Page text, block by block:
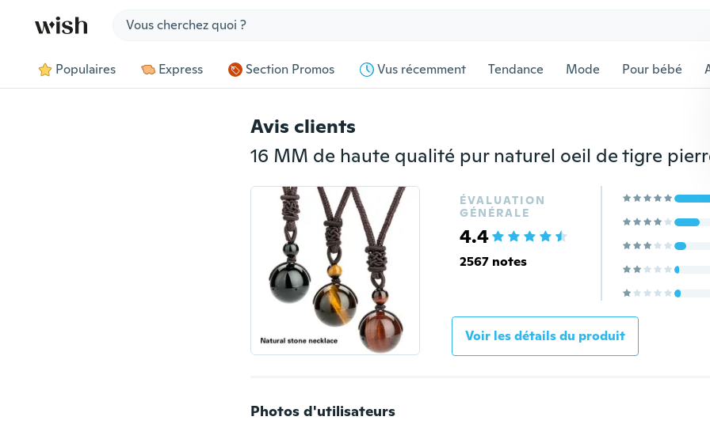
Populaires Express Section Promos Vus récemment Tendance Mode Pour bébé
Avis clients
ÉVALUATION
GÉNÉRALE
4.4
2567 notes
Voir les détails du produit
Photos d'utilisateurs